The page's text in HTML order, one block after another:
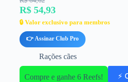
R$ 54,93
🔒 Valor exclusivo para membros
👉 Assinar Club Pro
Rações cães
Compre e ganhe 6 Reefs! ⚡